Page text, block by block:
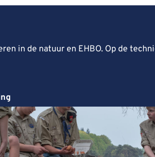
in de natuur en EHBO. Op de